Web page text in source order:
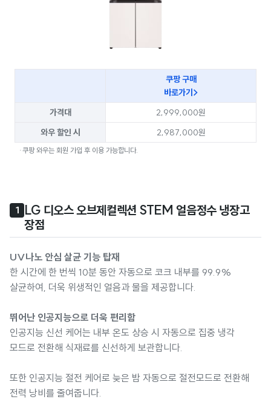
쿠팡 구매
바로가기>
가격대
2,999,000원
와우 할인 시
2,987,000원
·쿠팡 와우는 회원 가입 후 이용 가능합니다.
1 LG 디오스 오브제컬렉션 STEM 얼음정수 냉장고
장점
UV나노 안심 살균 기능 탑재
한 시간에 한 번씩 10분 동안 자동으로 코크 내부를 99.9%
살균하여, 더욱 위생적인 얼음과 물을 제공합니다.
뛰어난 인공지능으로 더욱 편리함
인공지능 신선 케어는 내부 온도 상승 시 자동으로 집중 냉각
모드로 전환해 식재료를 신선하게 보관합니다.
또한 인공지능 절전 케어로 늦은 밤 자동으로 절전모드로 전환해
전력 낭비를 줄여줍니다.